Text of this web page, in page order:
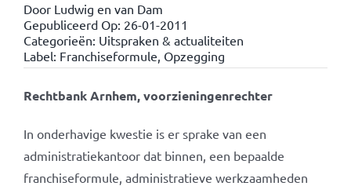
Door Ludwig en van Dam
Gepubliceerd Op: 26-01-2011
Categorieën: Uitspraken & actualiteiten
Label: Franchiseformule, Opzegging
Rechtbank Arnhem, voorzieningenrechter
In onderhavige kwestie is er sprake van een
administratiekantoor dat binnen, een bepaalde
franchiseformule, administratieve werkzaamheden